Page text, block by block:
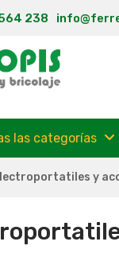
238
las categorías
y